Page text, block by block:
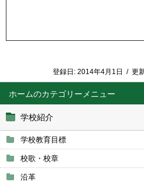
ホーム
学校紹介
学校教育目標
校歌・校章
沿革
登録日: 2014年4月1日 / 更